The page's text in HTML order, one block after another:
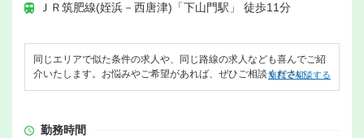
ＪＲ筑肥線(姪浜－西唐津)「下山門駅」 徒歩11分
同じエリアで似た条件の求人や、同じ路線の求人なども喜んでご紹
介いたします。お悩みやご希望があれば、ぜひご相談ください。
無料で相談する
勤務時間